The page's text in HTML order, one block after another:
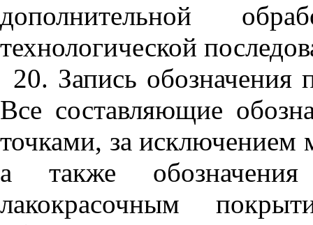
дополнительной
технологической
20. Запись обозначения
Все составляющие
точками, за
а также обозначения
лакокрасочным